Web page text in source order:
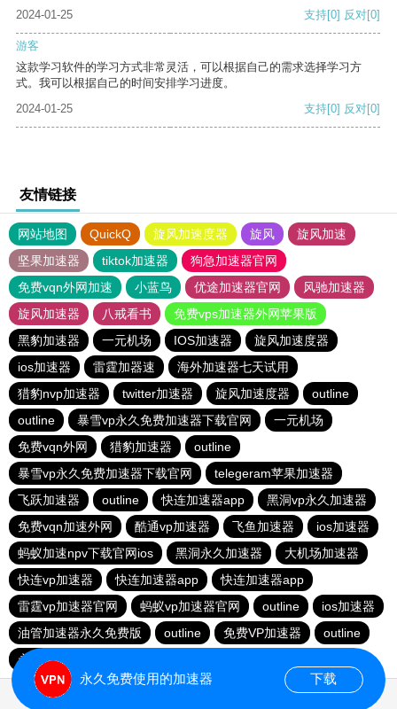
2024-01-25 支持[0] 反对[0]
游客
这款学习软件的学习方式非常灵活，可以根据自己的需求选择学习方
式。我可以根据自己的时间安排学习进度。
2024-01-25
支持[0] 反对[0]
友情链接
网站地图 QuickQ 旋风加速度器 旋风
旋风加速
坚果加速器
tiktok加速器
狗急加速器官网
免费vqn外网加速
小蓝鸟 优途加速器官网
风驰加速器
旋风加速器
八戒看书
免费vps加速器外网苹果版
黑豹加速器
一元机场 IOS加速器
旋风加速度器
ios加速器
雷霆加器速
海外加速器七天试用
猎豹nvp加速器
twitter加速器 旋风加速度器
outline
outline
暴雪vp永久免费加速器下载官网
一元机场
免费vqn外网
猎豹加速器
outline
暴雪vp永久免费加速器下载官网
telegeram苹果加速器
飞跃加速器
outline 快连加速器app
黑洞vp永久加速器
免费vqn加速外网
酷通vp加速器 飞鱼加速器
ios加速器
蚂蚁加速npv下载官网ios
黑洞永久加速器
大机场加速器
快连vp加速器
快连加速器app
快连加速器app
雷霆vp加速器官网
蚂蚁vp加速器官网 outline
ios加速器
油管加速器永久免费版
outline 免费VP加速器
outline
永久免费vqn加速外网
永久免费使用的加速器 下载